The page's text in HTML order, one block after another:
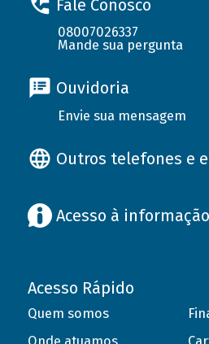
Fale Conosco
08007026337
Mande sua pergunta
Ouvidoria
Envie sua mensagem
Outros telefones e
Acesso à informação
Acesso Rápido
Quem somos